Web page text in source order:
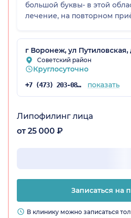
большой буквы- в этой
лечение, на повторном
-анастезиологу-
Н. Ю. -вышлушал, рассказал
упражнения делать, очень
Блокаду, теперь хоть боли
огромное что есть такие
г Воронеж, ул Путиловская,
Советский район
Круглосуточно
+7 (473) 203-08-53 показать
Липофилинг лица
от 25 000 ₽
Записаться на
В клинику можно записаться